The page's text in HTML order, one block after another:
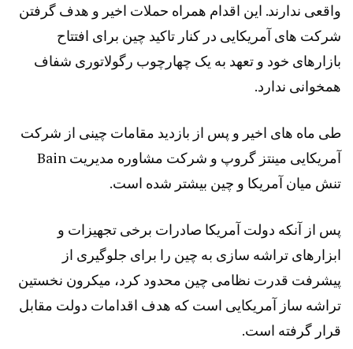
واقعی ندارند. این اقدام همراه حملات اخیر و هدف گرفتن
شرکت های آمریکایی در کنار تاکید چین برای افتتاح
بازارهای خود و تعهد به یک چهارچوب رگولاتوری شفاف
همخوانی ندارد.
طی ماه های اخیر و پس از بازدید مقامات چینی از شرکت
آمریکایی مینتز گروپ و شرکت مشاوره مدیریت Bain
تنش میان آمریکا و چین بیشتر شده است.
پس از آنکه دولت آمریکا صادرات برخی تجهیزات و
ابزارهای تراشه سازی به چین را برای جلوگیری از
پیشرفت قدرت نظامی چین محدود کرد، میکرون نخستین
تراشه ساز آمریکایی است که هدف اقدامات دولت مقابل
قرار گرفته است.